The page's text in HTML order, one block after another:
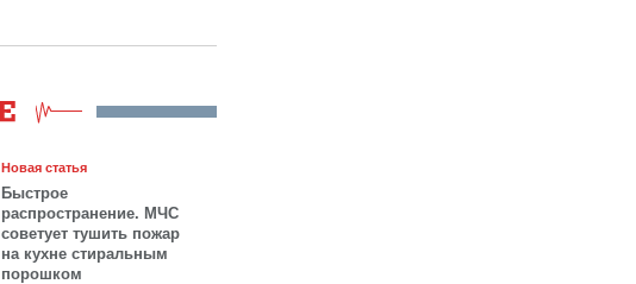
Новая статья
Быстрое
распространение. МЧС
советует тушить пожар
на кухне стиральным
порошком